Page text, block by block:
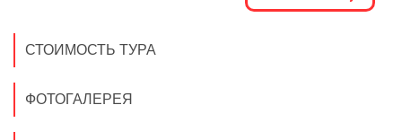
СТОИМОСТЬ ТУРА
ФОТОГАЛЕРЕЯ